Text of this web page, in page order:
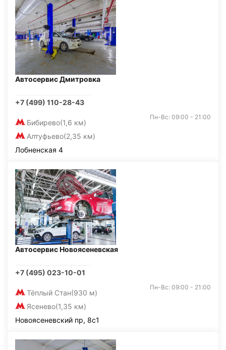
Автосервис Дмитровка
+7 (499) 110-28-43
Бибирево(1,6 км)
Алтуфьево(2,35 км)
Пн-Вс: 09:00 - 21:00
Лобненская 4
Автосервис Новоясеневская
+7 (495) 023-10-01
Тёплый Стан(930 м)
Ясенево(1,35 км)
Пн-Вс: 09:00 - 21:00
Новоясеневский пр, 8с1